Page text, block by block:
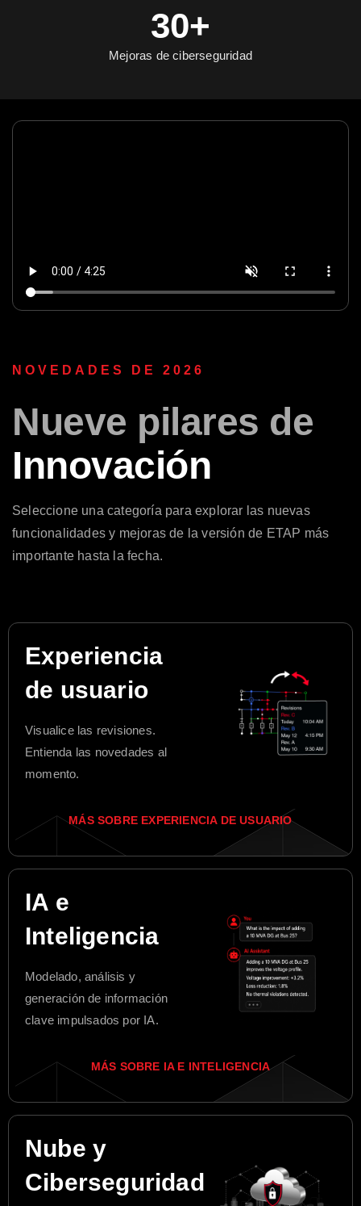
30+
Mejoras de ciberseguridad
NOVEDADES DE 2026
Nueve pilares de
Innovación
Seleccione una categoría para explorar las nuevas
funcionalidades y mejoras de la versión de ETAP más
importante hasta la fecha.
Experiencia
de usuario
Visualice las revisiones.
Entienda las novedades al
momento.
MÁS SOBRE EXPERIENCIA DE USUARIO
IA e
Inteligencia
Modelado, análisis y
generación de información
clave impulsados por IA.
MÁS SOBRE IA E INTELIGENCIA
Nube y
Ciberseguridad